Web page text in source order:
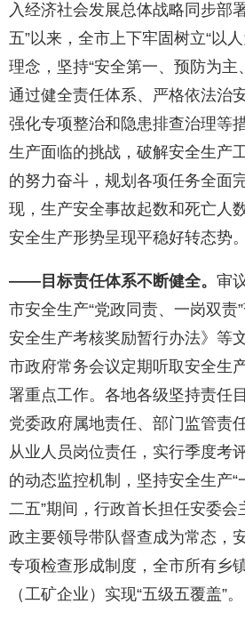
入经济社会发展总体战略同步部
五”以来，全市上下牢固树立“以
理念，坚持“安全第一、预防为主
通过健全责任体系、严格依法治
强化专项整治和隐患排查治理等
生产面临的挑战，破解安全生产
的努力奋斗，规划各项任务全面
现，生产安全事故起数和死亡人
安全生产形势呈现平稳好转态势。
——目标责任体系不断健全。 审
市安全生产“党政同责、一岗双责
安全生产考核奖励暂行办法》等
市政府常务会议定期听取安全生
署重点工作。各地各级坚持责任
党委政府属地责任、部门监管责
从业人员岗位责任，实行季度考
的动态监控机制，坚持安全生产“
二五”期间，行政首长担任安委会
政主要领导带队督查成为常态，
专项检查形成制度，全市所有乡
（工矿企业）实现“五级五覆盖”。